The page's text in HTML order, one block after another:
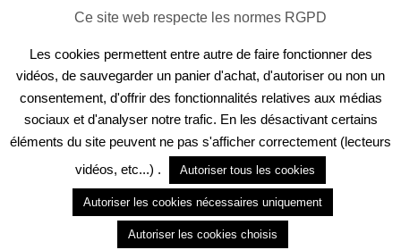
le savoir!
PINTEREST
Consultez le profil de Alexandre sur Pinterest.
Ce site web respecte les normes RGPD
Les cookies permettent entre autre de faire fonctionner des
vidéos, de sauvegarder un panier d'achat, d'autoriser ou non un
consentement, d'offrir des fonctionnalités relatives aux médias
sociaux et d'analyser notre trafic. En les désactivant certains
éléments du site peuvent ne pas s'afficher correctement (lecteurs
vidéos, etc...) .
Autoriser tous les cookies
Autoriser les cookies nécessaires uniquement
Autoriser les cookies choisis